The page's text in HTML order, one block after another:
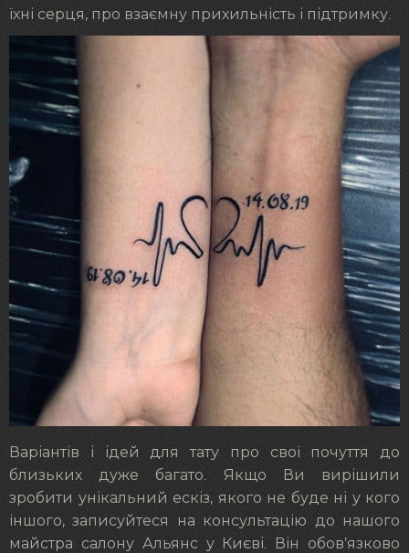
їхні серця, про взаємну прихильність і підтримку.
Варіантів і ідей для тату про свої почуття до
близьких дуже багато. Якщо Ви вирішили
зробити унікальний ескіз, якого не буде ні у кого
іншого, записуйтеся на консультацію до нашого
майстра салону Альянс у Києві. Він обов’язково